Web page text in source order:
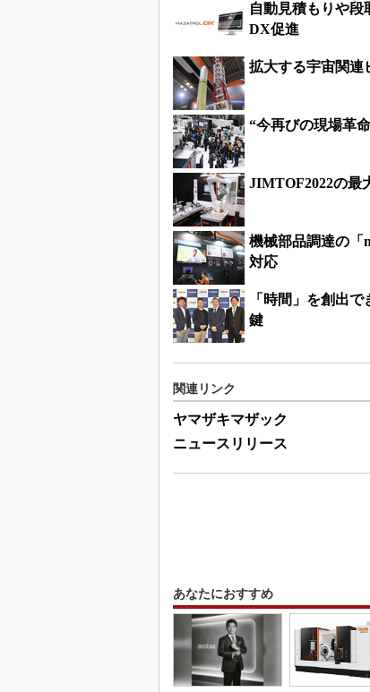
自動見積もりや
DX促進
拡大する宇宙関連
“今再びの現場革
JIMTOF2022の最
機械部品調達の「
対応
「時間」を創出
鍵
関連リンク
ヤマザキマザック
ニュースリリース
あなたにおすすめ